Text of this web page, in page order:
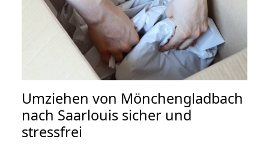
Umziehen von Mönchengladbach
nach Saarlouis sicher und
stressfrei